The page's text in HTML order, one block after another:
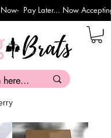
Now-  Pay Later... Now